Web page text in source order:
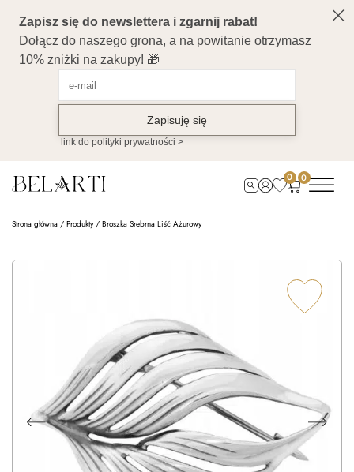
0 0
Strona główna / Produkty/ Broszka Srebrna Liść Ażurowy